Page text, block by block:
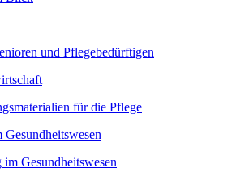
und Pflegebedürftigen
für die Pflege
Gesundheitswesen